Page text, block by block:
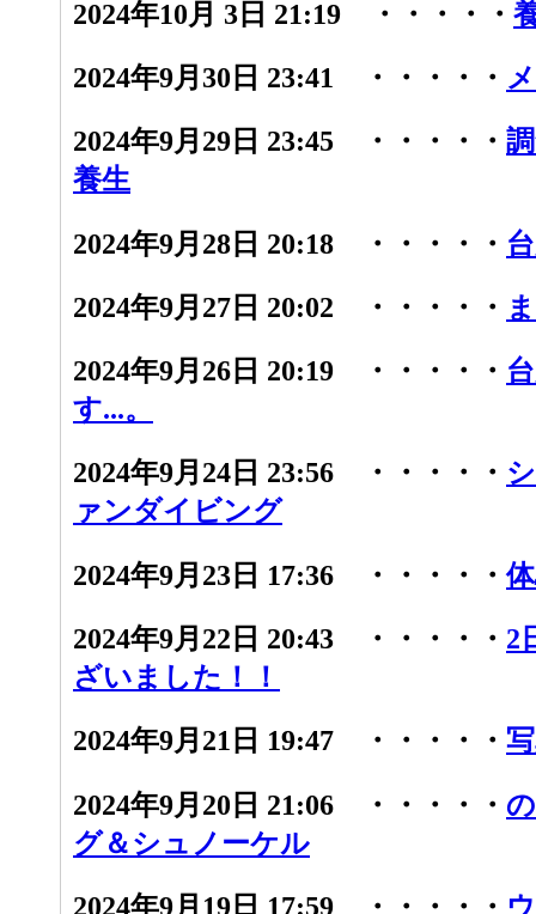
2024年10月 3日 21:19 ・・・・・
2024年9月30日 23:41 ・・・・・
2024年9月29日 23:45 ・・・・・
養生
2024年9月28日 20:18 ・・・・・
2024年9月27日 20:02 ・・・・・
2024年9月26日 20:19 ・・・・・
す...。
2024年9月24日 23:56 ・・・・・
ァンダイビング
2024年9月23日 17:36 ・・・・・
2024年9月22日 20:43 ・・・・・ 2
ざいました！！
2024年9月21日 19:47 ・・・・・
2024年9月20日 21:06 ・・・・・
グ＆シュノーケル
2024年9月19日 17:59 ・・・・・